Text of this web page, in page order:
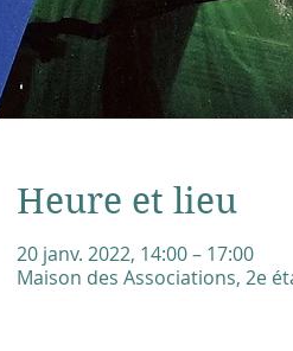
Heure et lieu
20 janv. 2022, 14:00 – 17:00
Maison des Associations, 2e